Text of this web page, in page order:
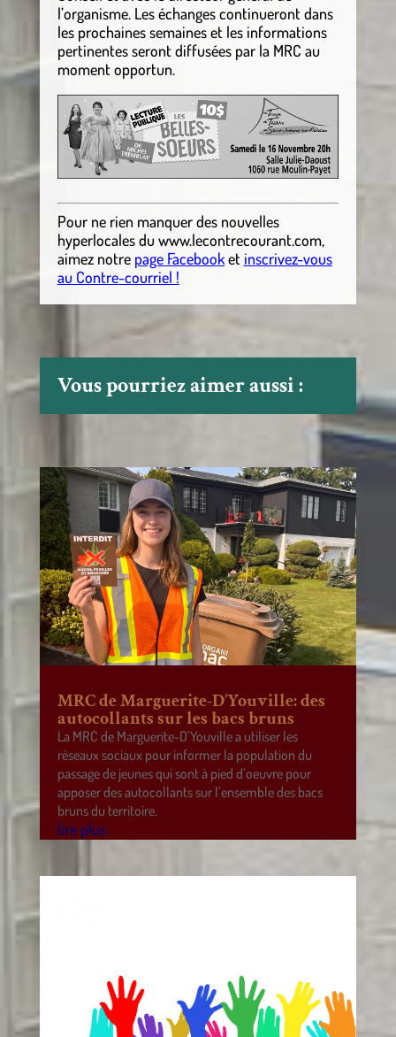
l’organisme. Les échanges continueront dans
les prochaines semaines et les informations
pertinentes seront diffusées par la MRC au
moment opportun.
Pour ne rien manquer des nouvelles
hyperlocalesdu www.lecontrecourant.com,
aimez notre page Facebooket inscrivez-vous
au Contre-courriel !
Vous pourriez aimer aussi :
MRC de Marguerite-D’Youville: des
autocollants sur les bacs bruns
La MRC de Marguerite-D’Youville a utiliser les
réseaux sociaux pour informer la population du
passage de jeunes qui sont à pied d’oeuvre pour
apposer des autocollants sur l’ensemble des bacs
bruns du territoire.
lire plus